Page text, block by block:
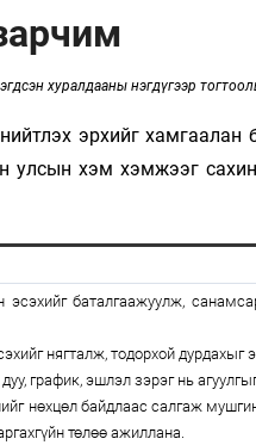
Хэрэг зөрчил
Хүмүүс
Албаны хүний үг
Ярилцлага
Хоймор
Уншигч-сурвалжлагч
хуралдааны нэгдүгээр
эрхийг хамгаалан
улсын хэм хэмжээг
баталгаажуулж,
нягталж, тодорхой дурдахыг
график, эшлэл зэрэг нь
нөхцөл байдлаас салгаж
төлөө ажиллана.